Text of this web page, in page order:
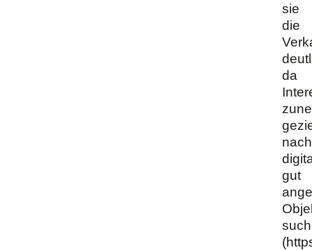
sie
die
da
nach
gut
(